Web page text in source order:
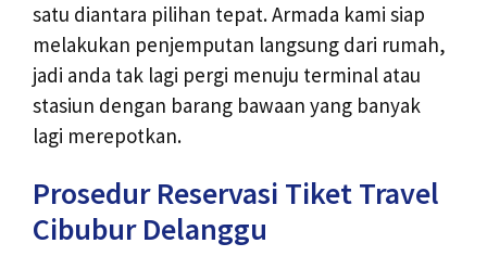
satu diantara pilihan tepat. Armada kami siap
melakukan penjemputan langsung dari rumah,
jadi anda tak lagi pergi menuju terminal atau
stasiun dengan barang bawaan yang banyak
lagi merepotkan.
Prosedur Reservasi Tiket Travel
Cibubur Delanggu